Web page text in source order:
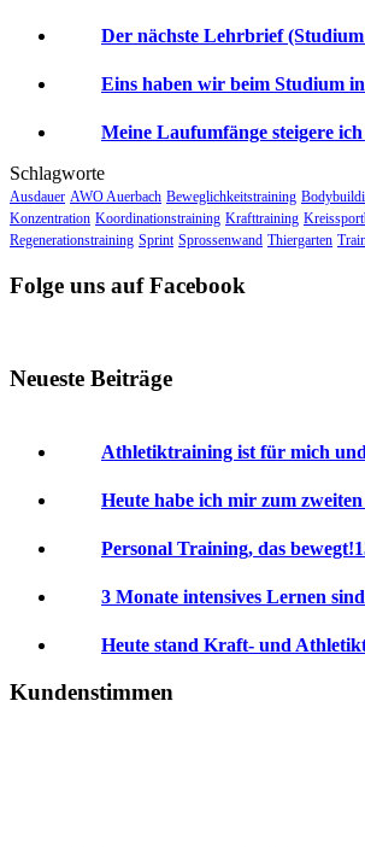
Der nächste Lehrbrief
Eins haben wir beim Studium
Meine Laufumfänge steigere
Schlagworte
Ausdauer AWO Auerbach Beweglichkeitstraining
Konzentration Koordinationstraining Krafttraining
Regenerationstraining Sprint Sprossenwand Thiergarten
Folge uns auf Facebook
Neueste Beiträge
Athletiktraining ist für mich
Heute habe ich mir zum
Personal Training, das bewegt!
3 Monate intensives Lernen
Heute stand Kraft- und
Kundenstimmen